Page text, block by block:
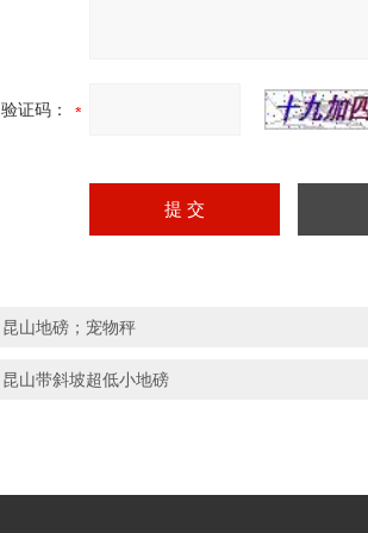
验证码：
昆山地磅；宠物秤
昆山带斜坡超低小地磅